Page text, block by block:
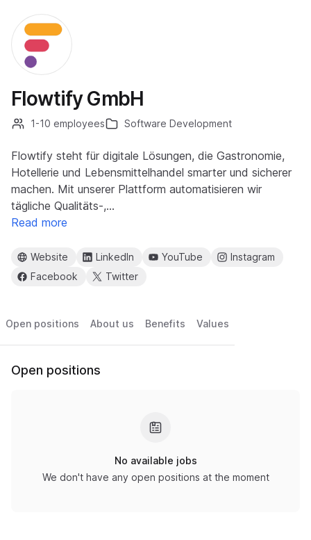
Flowtify GmbH
1-10 employees Software Development
Flowtify steht für digitale Lösungen, die Gastronomie,
Hotellerie und Lebensmittelhandel smarter und sicherer
machen. Mit unserer Plattform automatisieren wir
tägliche Qualitäts-,…
Read more
Website LinkedIn YouTube
Instagram
Facebook
Twitter
Open positions About us Benefits Values
Open positions
No available jobs
We don't have any open positions at the moment